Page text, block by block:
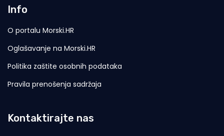
Info
O portalu Morski.HR
Oglašavanje na Morski.HR
Politika zaštite osobnih podataka
Pravila prenošenja sadržaja
Kontaktirajte nas